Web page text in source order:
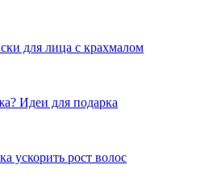
для лица с крахмалом
Идеи для подарка
ускорить рост волос